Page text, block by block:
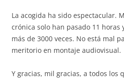
La acogida ha sido espectacular.
crónica solo han pasado 11 horas
más de 3000 veces. No está mal
meritorio en montaje audiovisual.
Y gracias, mil gracias, a todos los